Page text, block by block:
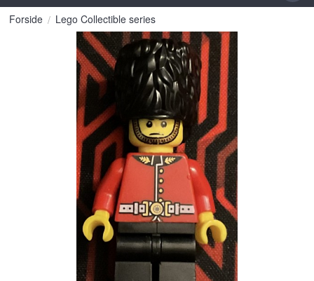
Forside Lego Collectible series